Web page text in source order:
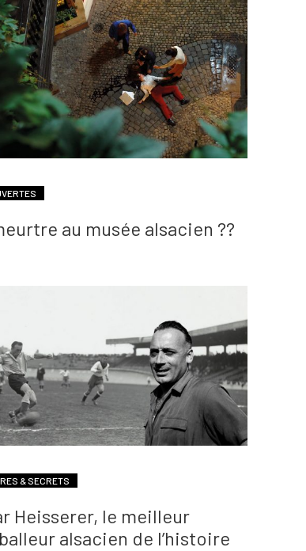
au musée alsacien ??
& SECRETS
Heisserer, le meilleur
alsacien de l’histoire